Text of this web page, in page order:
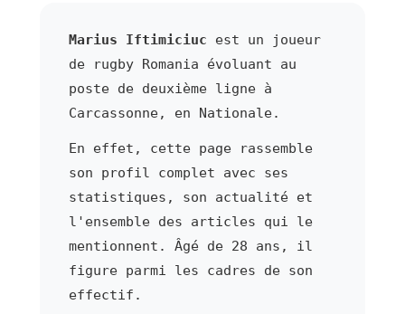
Marius Iftimiciuc est un joueur
de rugby Romania évoluant au
poste de deuxième ligne à
Carcassonne, en Nationale.
En effet, cette page rassemble
son profil complet avec ses
statistiques, son actualité et
l'ensemble des articles qui le
mentionnent. Âgé de 28 ans, il
figure parmi les cadres de son
effectif.